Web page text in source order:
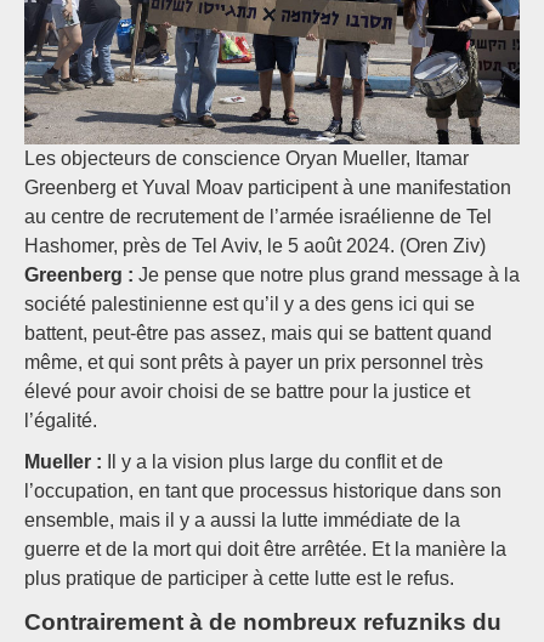
Les objecteurs de conscience Oryan Mueller, Itamar
Greenberg et Yuval Moav participent à une manifestation
au centre de recrutement de l’armée israélienne de Tel
Hashomer, près de Tel Aviv, le 5 août 2024. (Oren Ziv)
Greenberg : Je pense que notre plus grand message à la
société palestinienne est qu’il y a des gens ici qui se
battent, peut-être pas assez, mais qui se battent quand
même, et qui sont prêts à payer un prix personnel très
élevé pour avoir choisi de se battre pour la justice et
l’égalité.
Mueller : Il y a la vision plus large du conflit et de
l’occupation, en tant que processus historique dans son
ensemble, mais il y a aussi la lutte immédiate de la
guerre et de la mort qui doit être arrêtée. Et la manière la
plus pratique de participer à cette lutte est le refus.
Contrairement à de nombreux refuzniks du